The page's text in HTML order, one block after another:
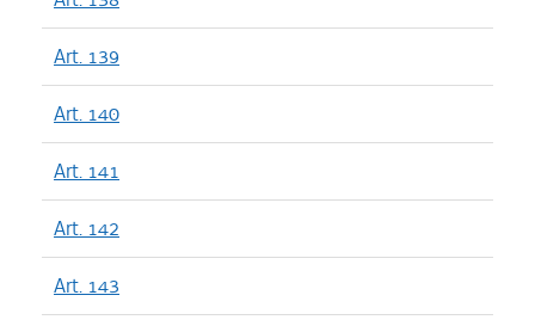
Art. 139
Art. 140
Art. 141
Art. 142
Art. 143